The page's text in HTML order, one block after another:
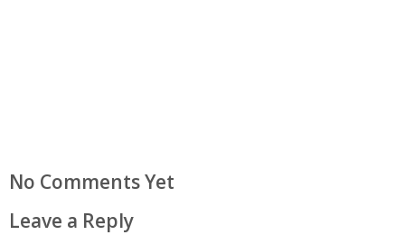
No Comments Yet
Leave a Reply